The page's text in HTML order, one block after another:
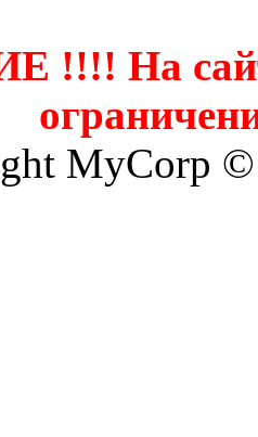
На
MyCorp